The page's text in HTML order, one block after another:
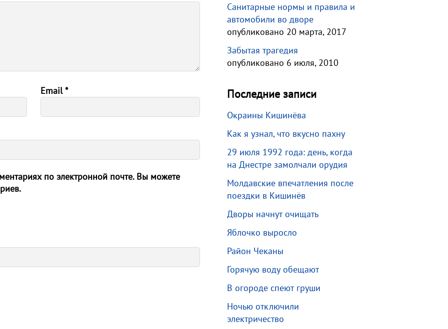
Email*
по электронной почте. Вы можете
Санитарные нормы и правила и
автомобили во дворе
опубликовано 20 марта, 2017
Забытая трагедия
опубликовано 6 июля, 2010
Последние записи
Окраины Кишинёва
Как я узнал, что вкусно пахну
29 июля 1992 года: день, когда
на Днестре замолчали орудия
Молдавские впечатления после
поездки в Кишинёв
Дворы начнут очищать
Яблочко выросло
Район Чеканы
Горячую воду обещают
В огороде спеют груши
Ночью отключили
электричество